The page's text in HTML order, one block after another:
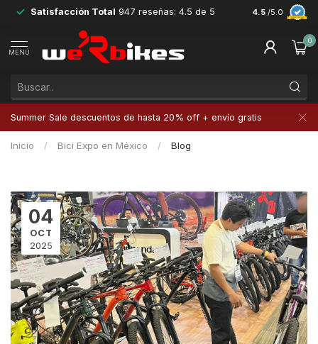
Satisfacción Total 947 reseñas: 4.5 de 5 4.5 /5.0
MENÚ
0
Summer Sale descuentos de hasta 20% off + envío gratis
Inicio / Bici Expo en México / Blog
04
OCT
2025